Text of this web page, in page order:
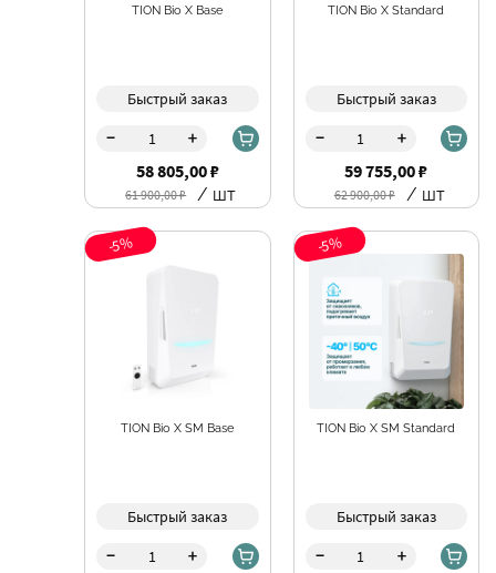
TION Bio X Base
Быстрый заказ
- +
58 805,00 ₽
61 900,00 ₽ / шт
TION Bio X Standard
Быстрый заказ
- +
59 755,00 ₽
62 900,00 ₽ / шт
-5%
TION Bio X SM Base
Быстрый заказ
- +
-5%
TION Bio X SM Standard
Быстрый заказ
- +